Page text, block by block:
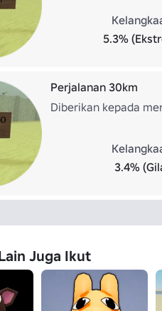
5.3%
Perjalanan 30km
Diberikan kepada
3.4%
Juga Ikut